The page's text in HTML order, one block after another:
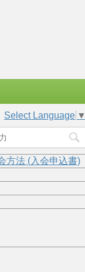
Select Language ▼
方法 (入会申込書)